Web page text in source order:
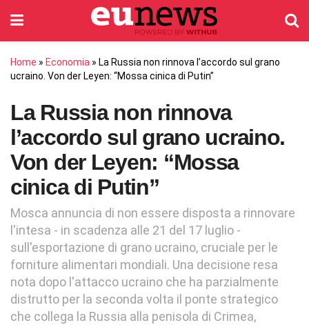
Home » Economia » La Russia non rinnova l’accordo sul grano
ucraino. Von der Leyen: “Mossa cinica di Putin”
La Russia non rinnova
l’accordo sul grano ucraino.
Von der Leyen: “Mossa
cinica di Putin”
Mosca annuncia di non essere disposta a rinnovare
l'intesa - in scadenza alle 21 del 17 luglio -
sull'esportazione di grano ucraino, cruciale per le
forniture alimentari mondiali. Una decisione resa
nota dopo l'attacco ucraino che ha parzialmente
distrutto per la seconda volta il ponte strategico
che collega la Russia alla penisola di Crimea,